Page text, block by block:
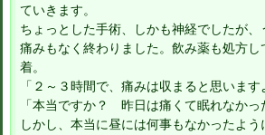
ていきます。
ちょっとした手術、しかも神経でしたが、
痛みもなく終わりました。飲み薬も処方し
着。
「２～３時間で、痛みは収まると思います
「本当ですか？ 昨日は痛くて眠れなかっ
しかし、本当に昼には何事もなかったよう